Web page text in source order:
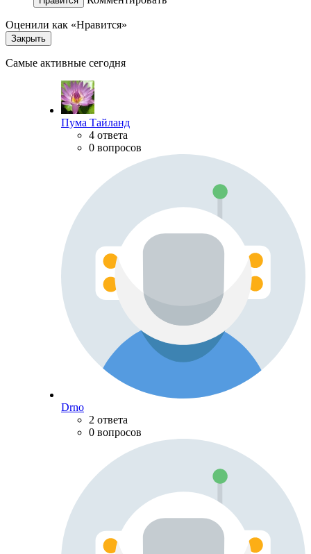
Оценили как «Нравится»
Закрыть
Самые активные сегодня
Пума Тайланд
4 ответа
0 вопросов
Drno
2 ответа
0 вопросов